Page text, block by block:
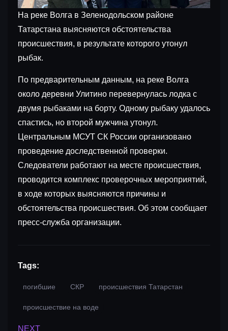
На реке Волга в Зеленодольском районе
Татарстана выясняются обстоятельства
происшествия, в результате которого утонул
рыбак.
По предварительным данным, на реке Волга
около деревни Улитино перевернулась лодка с
двумя рыбаками на борту. Одному рыбаку удалось
спастись, но второй мужчина утонул.
Центральным МСУТ СК России организовано
проведение доследственной проверки.
Следователи работают на месте происшествия,
проводится комплекс проверочных мероприятий,
в ходе которых выясняются причины и
обстоятельства происшествия. Об этом сообщает
пресс-служба организации.
Tags:
погибшие СКР происшествия Татарстан
происшествие на воде
NEXT